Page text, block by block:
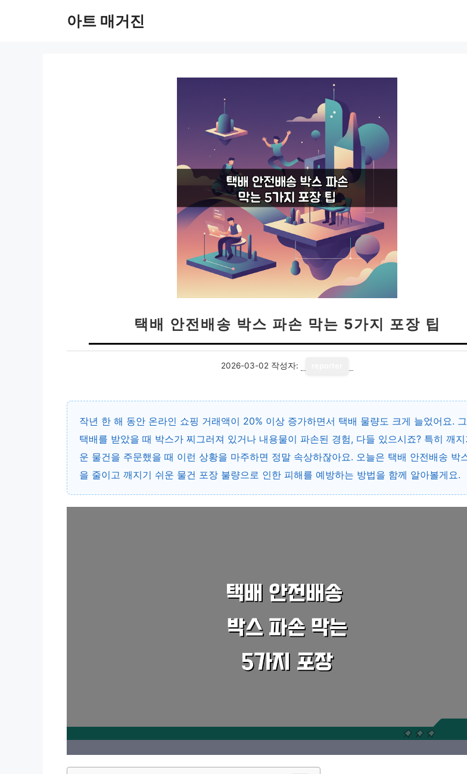
아트 매거진
택배 안전배송 박스 파손 막는 5가지 포장 팁
2026-03-02 작성자:
작년 한 해 동안 온라인 쇼핑 거래액이 20% 이상 증가하면서 택배 물량도 크게 늘었어요.
택배를 받았을 때 박스가 찌그러져 있거나 내용물이 파손된 경험, 다들 있으시죠? 특히 깨지
운 물건을 주문했을 때 이런 상황을 마주하면 정말 속상하잖아요. 오늘은 택배 안전배송 박
을 줄이고 깨지기 쉬운 물건 포장 불량으로 인한 피해를 예방하는 방법을 함께 알아볼게요.